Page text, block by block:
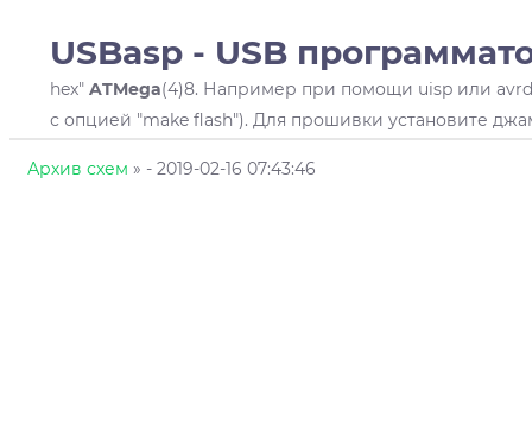
USBasp - USB
hex" ATMega(4)8. Например при помощи uisp или
с опцией "make flash"). Для прошивки установите
Архив схем » - 2019-02-16 07:43:46